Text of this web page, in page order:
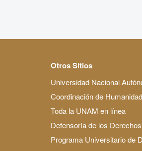
Otros Sitios
Universidad Nacional
Coordinación de
Toda la UNAM en línea
Defensoría de los
Programa Universitario de